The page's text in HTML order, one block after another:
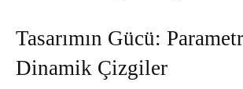
Tasarımın Gücü:
Dinamik Çizgiler